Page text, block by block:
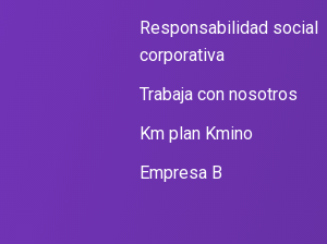
Responsabilidad social
corporativa
Trabaja con nosotros
Km plan Kmino
Empresa B